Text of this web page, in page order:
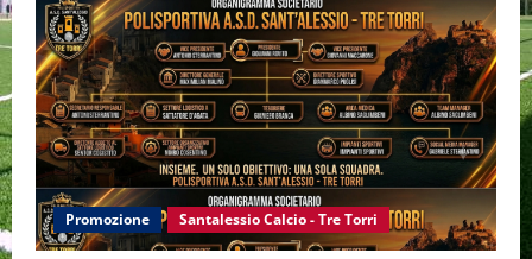
Promozione Santalessio Calcio - Tre Torri